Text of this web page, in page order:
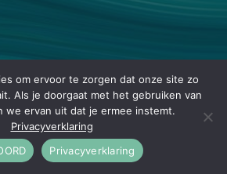
om ervoor te zorgen dat onze site zo
Als je doorgaat met het gebruiken van
we ervan uit dat je ermee instemt.
Privacyverklaring
Privacyverklaring